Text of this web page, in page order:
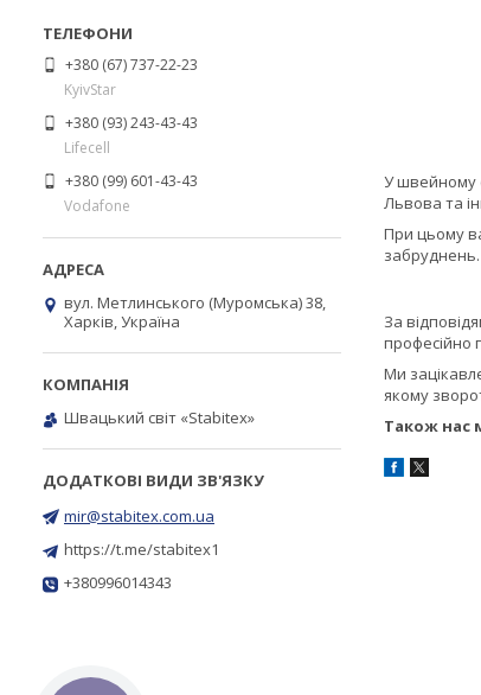
У швейному
Львова та
При цьому
За
професійно
Ми
якому
Також нас
+380 (67) 737-22-23
KyivStar
+380 (93) 243-43-43
Lifecell
+380 (99) 601-43-43
Vodafone
вул. Метлинського (Муромська) 38,
Харків, Україна
Швацький світ «Stabitex»
mir@stabitex.com.ua
https://t.me/stabitex1
+380996014343